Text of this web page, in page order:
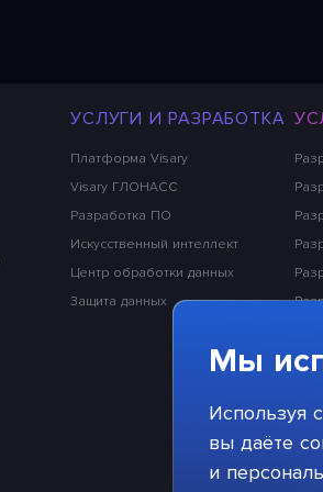
УСЛУГИ И РАЗРАБОТКА
Платформа Visary
Visary ГЛОНАСС
Разработка ПО
Искусственный интеллект
Центр обработки данных
Защита данных
Мы
Используя
вы даёте
и